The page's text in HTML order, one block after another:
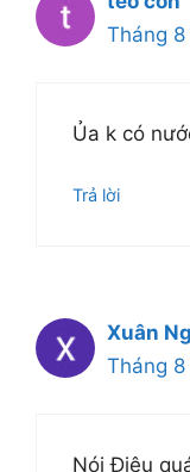
Tháng
Ủa k có
Trả lời
Xuân
Tháng
Nói Điệu